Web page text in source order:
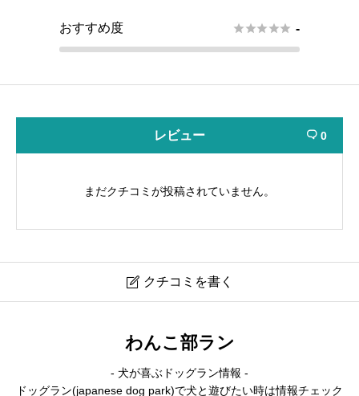
おすすめ度  -
レビュー  0
まだクチコミが投稿されていません。
 クチコミを書く
必須
わんこ部ラン
- 犬が喜ぶドッグラン情報 -
ドッグラン(japanese dog park)で犬と遊びたい時は情報チェック